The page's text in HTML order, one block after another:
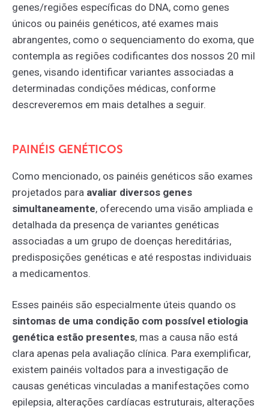
genes/regiões específicas do DNA, como genes
únicos ou painéis genéticos, até exames mais
abrangentes, como o sequenciamento do exoma, que
contempla as regiões codificantes dos nossos 20 mil
genes, visando identificar variantes associadas a
determinadas condições médicas, conforme
descreveremos em mais detalhes a seguir.
PAINÉIS GENÉTICOS
Como mencionado, os painéis genéticos são exames
projetados para avaliar diversos genes
simultaneamente, oferecendo uma visão ampliada e
detalhada da presença de variantes genéticas
associadas a um grupo de doenças hereditárias,
predisposições genéticas e até respostas individuais
a medicamentos.
Esses painéis são especialmente úteis quando os
sintomas de uma condição com possível etiologia
genética estão presentes, mas a causa não está
clara apenas pela avaliação clínica. Para exemplificar,
existem painéis voltados para a investigação de
causas genéticas vinculadas a manifestações como
epilepsia, alterações cardíacas estruturais, alterações